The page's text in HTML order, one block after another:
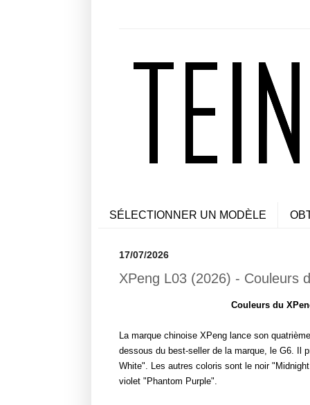
SÉLECTIONNER UN MODÈLE
17/07/2026
XPeng L03 (2026) - Couleurs
Couleurs du
La marque chinoise XPeng lance son
dessous du best-seller de la marque, le G6. Il
White". Les autres coloris sont le noir
violet "Phantom Purple".